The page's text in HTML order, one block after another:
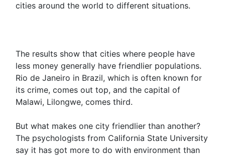
cities around the world to different situations.
The results show that cities where people have
less money generally have friendlier populations.
Rio de Janeiro in Brazil, which is often known for
its crime, comes out top, and the capital of
Malawi, Lilongwe, comes third.
But what makes one city friendlier than another?
The psychologists from California State University
say it has got more to do with environment than